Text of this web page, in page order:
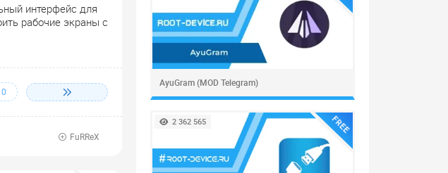
интерфейс для
рабочие экраны с
0
FuRReX
AyuGram (MOD Telegram)
FREE
2 362 565